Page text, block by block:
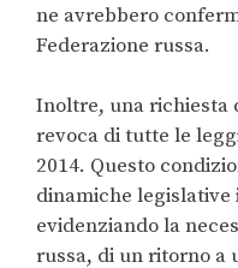
ne avrebbero
Federazione russa.
Inoltre, una richiesta
revoca di tutte le
2014. Questo
dinamiche
evidenziando la
russa, di un ritorno a